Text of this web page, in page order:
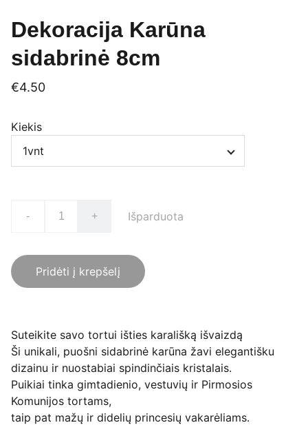
Dekoracija Karūna
sidabrinė 8cm
€4.50
Kiekis
- + Išparduota
Pridėti į krepšelį
Suteikite savo tortui išties karališką išvaizdą
Ši unikali, puošni sidabrinė karūna žavi elegantišku
dizainu ir nuostabiai spindinčiais kristalais.
Puikiai tinka gimtadienio, vestuvių ir Pirmosios
Komunijos tortams,
taip pat mažų ir didelių princesių vakarėliams.